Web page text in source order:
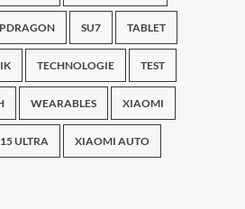
SU7 TABLET
TECHNOLOGIE TEST
WEARABLES XIAOMI
ULTRA XIAOMI AUTO